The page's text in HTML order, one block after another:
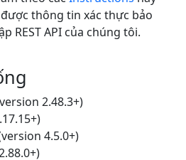
thông tin xác thực bảo
REST API của chúng tôi.
2.48.3+)
4.5.0+)